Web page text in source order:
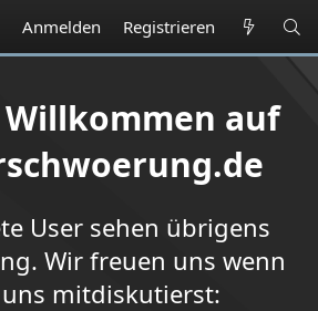
Anmelden Registrieren
auf
User sehen übrigens
Wir freuen uns wenn
mitdiskutierst: